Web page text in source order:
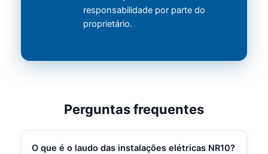
responsabilidade por parte do
proprietário.
Perguntas frequentes
O que é o laudo das instalações elétricas NR10?